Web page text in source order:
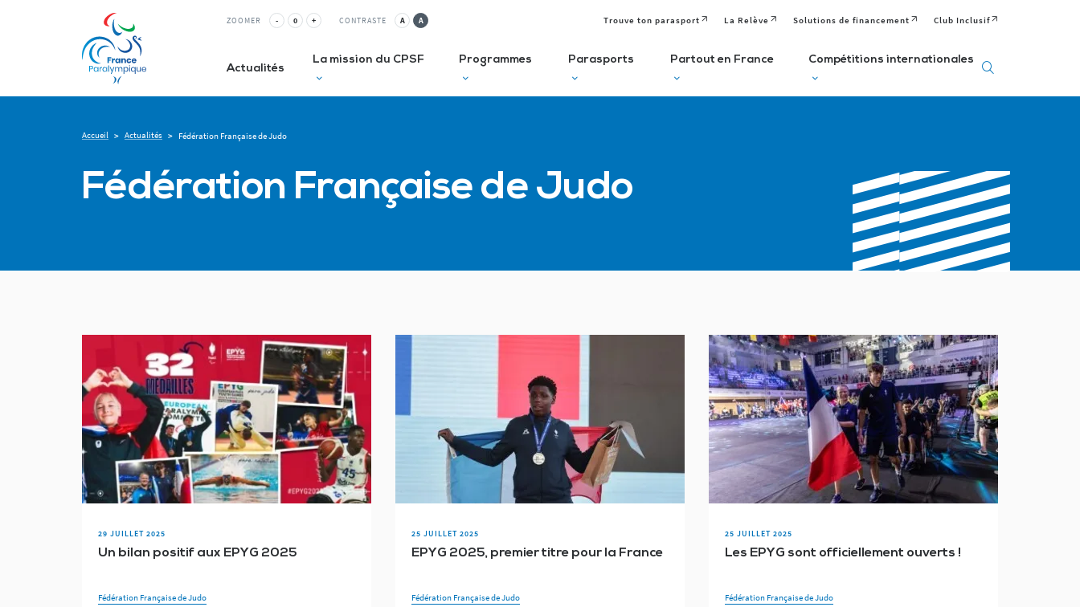
ZOOMER - 0 + CONTRASTE A A Trouve ton parasport La Relève Solutions de financement Club Inclusif
Actualités
La mission du CPSF Programmes
La Relève
ESMS&CLUBS
Trouve Ton Parasport
Règlo’Sport
Olympique et
Paralympique
Parasports Partout en France Compétitions internationales
Comité
Jeux Européens
Paralympiques de
la Jeunesse (EPYG)
Comité
Paralympique
Editions
à venir
Deaflympiens
Comité
International
Accueil > Actualités > Fédération Française de Judo
Fédération Française de Judo
29 JUILLET 2025
Un bilan positif aux EPYG 2025
Fédération Française de Judo
25 JUILLET 2025
EPYG 2025, premier titre pour la France
Fédération Française de Judo
25 JUILLET 2025
Les EPYG sont officiellement ouverts !
Fédération Française de Judo